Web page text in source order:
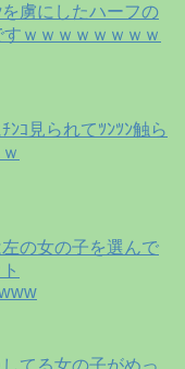
を虜にしたハーフの
ｗｗｗｗｗｗｗｗ
ﾝｺ見られてﾂﾝﾂﾝ触ら
左の女の子を選んで
てる女の子がめっ